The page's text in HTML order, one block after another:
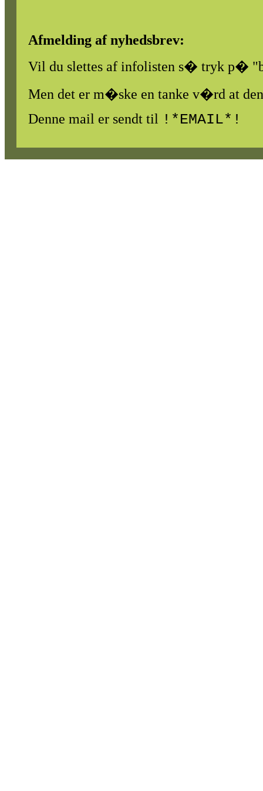
Afmelding af nyhedsbrev:
Vil du slettes af infolisten s� tryk p�
Men det er m�ske en tanke v�rd at
Denne mail er sendt til ! *EMAIL*!